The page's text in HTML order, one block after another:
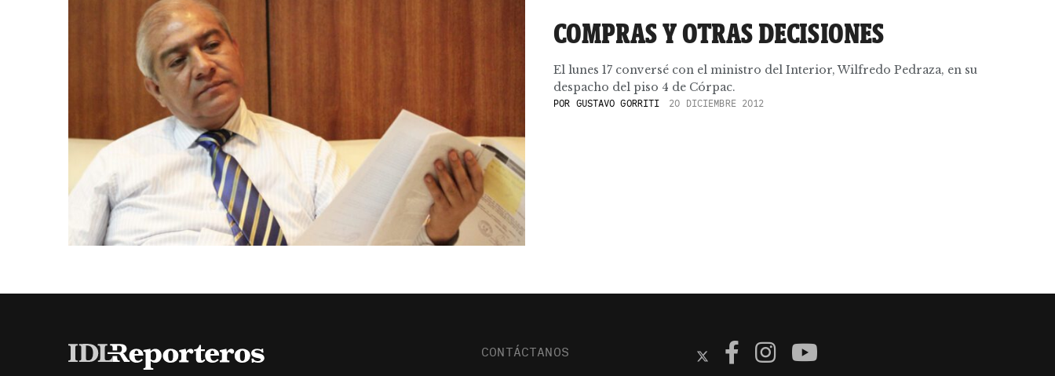
COMPRAS Y OTRAS DECISIONES
El lunes 17 conversé con el ministro del Interior, Wilfredo Pedraza, en su
despacho del piso 4 de Córpac.
POR GUSTAVO GORRITI 20 DICIEMBRE 2012
CONTÁCTANOS